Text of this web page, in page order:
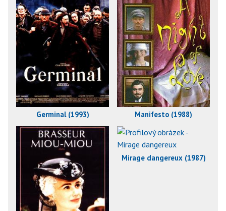
Germinal (1993) Manifesto (1988)
Mirage dangereux (1987)